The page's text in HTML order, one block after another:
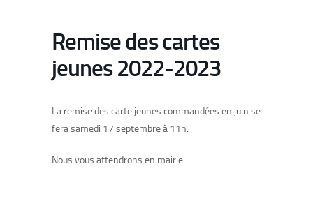
Remise des cartes
jeunes 2022-2023
La remise des carte jeunes commandées en juin se
fera samedi 17 septembre à 11h.
Nous vous attendrons en mairie.